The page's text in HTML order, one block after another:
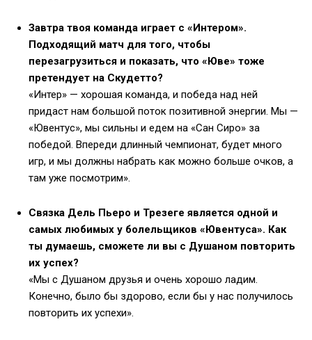
Завтра твоя команда играет с «Интером».
Подходящий матч для того, чтобы
перезагрузиться и показать, что «Юве» тоже
претендует на Скудетто?
«Интер» — хорошая команда, и победа над ней
придаст нам большой поток позитивной энергии. Мы —
«Ювентус», мы сильны и едем на «Сан Сиро» за
победой. Впереди длинный чемпионат, будет много
игр, и мы должны набрать как можно больше очков, а
там уже посмотрим».
Связка Дель Пьеро и Трезеге является одной и
самых любимых у болельщиков «Ювентуса». Как
ты думаешь, сможете ли вы с Душаном повторить
их успех?
«Мы с Душаном друзья и очень хорошо ладим.
Конечно, было бы здорово, если бы у нас получилось
повторить их успехи».